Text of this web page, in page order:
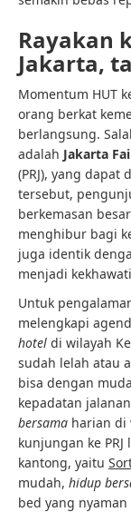
Rayakan
Jakarta,
Momentum HUT
orang berkat
berlangsung.
adalah Jakarta
(PRJ), yang
tersebut,
berkemasan
menghibur bagi
juga identik
menjadi
Untuk
melengkapi
hotel di wilayah
sudah lelah atau
bisa dengan
kepadatan
bersama harian di
kunjungan ke
kantong, yaitu
mudah, hidup
bed yang